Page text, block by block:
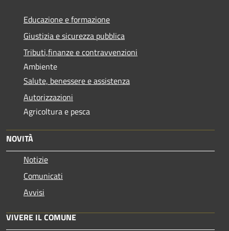
Educazione e formazione
Giustizia e sicurezza pubblica
Tributi,finanze e contravvenzioni
Ambiente
Salute, benessere e assistenza
Autorizzazioni
Agricoltura e pesca
NOVITÀ
Notizie
Comunicati
Avvisi
VIVERE IL COMUNE